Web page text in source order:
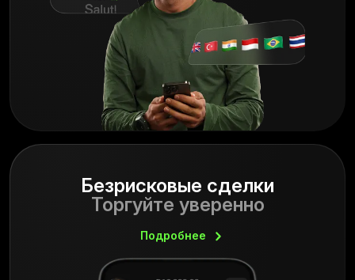
Безрисковые сделки
Торгуйте уверенно
Подробнее